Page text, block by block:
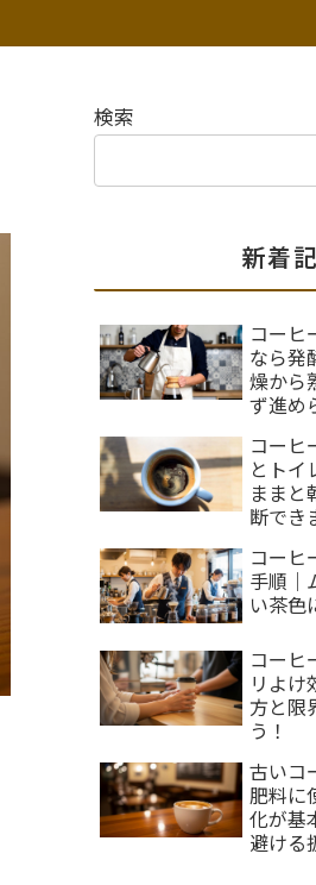
検索
新着
コーヒ
なら発
燥から
ず進め
コーヒ
とトイ
ままと
断でき
コーヒ
手順｜
い茶色
コーヒ
リよけ
方と限
う！
古いコ
肥料に
化が基
避ける